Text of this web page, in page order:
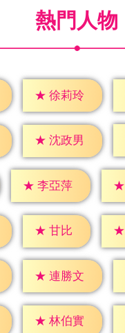
熱門人物
★ 徐莉玲
★ 沈政男
★ 李亞萍 ★
★ 甘比 ★
★ 連勝文
★ 林伯實